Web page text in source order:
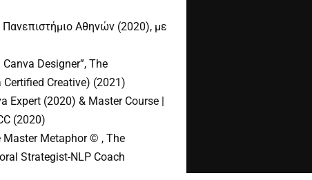
Αθηνών (2020), με
Designer”, The
Creative) (2021)
Expert (2020) & Master Course |
(2020)
Metaphor © , The
Strategist-NLP Coach